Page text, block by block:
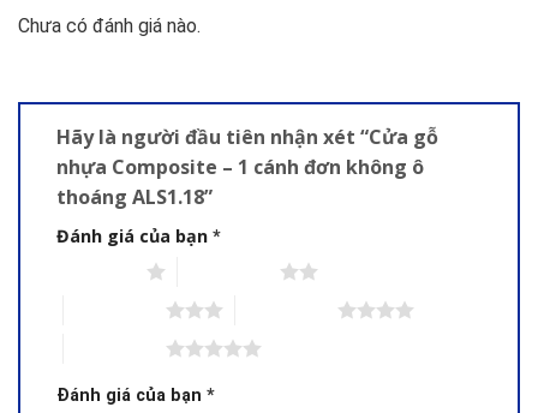
Chưa có đánh giá nào.
Hãy là người đầu tiên nhận xét “Cửa gỗ
nhựa Composite – 1 cánh đơn không ô
thoáng ALS1.18”
Đánh giá của bạn *
Đánh giá của bạn *